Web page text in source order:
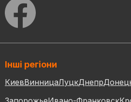
Інші регіони
КиевВинницаЛуцкДнепр